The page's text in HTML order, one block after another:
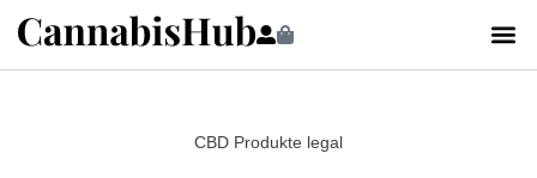
CBD Produkte legal